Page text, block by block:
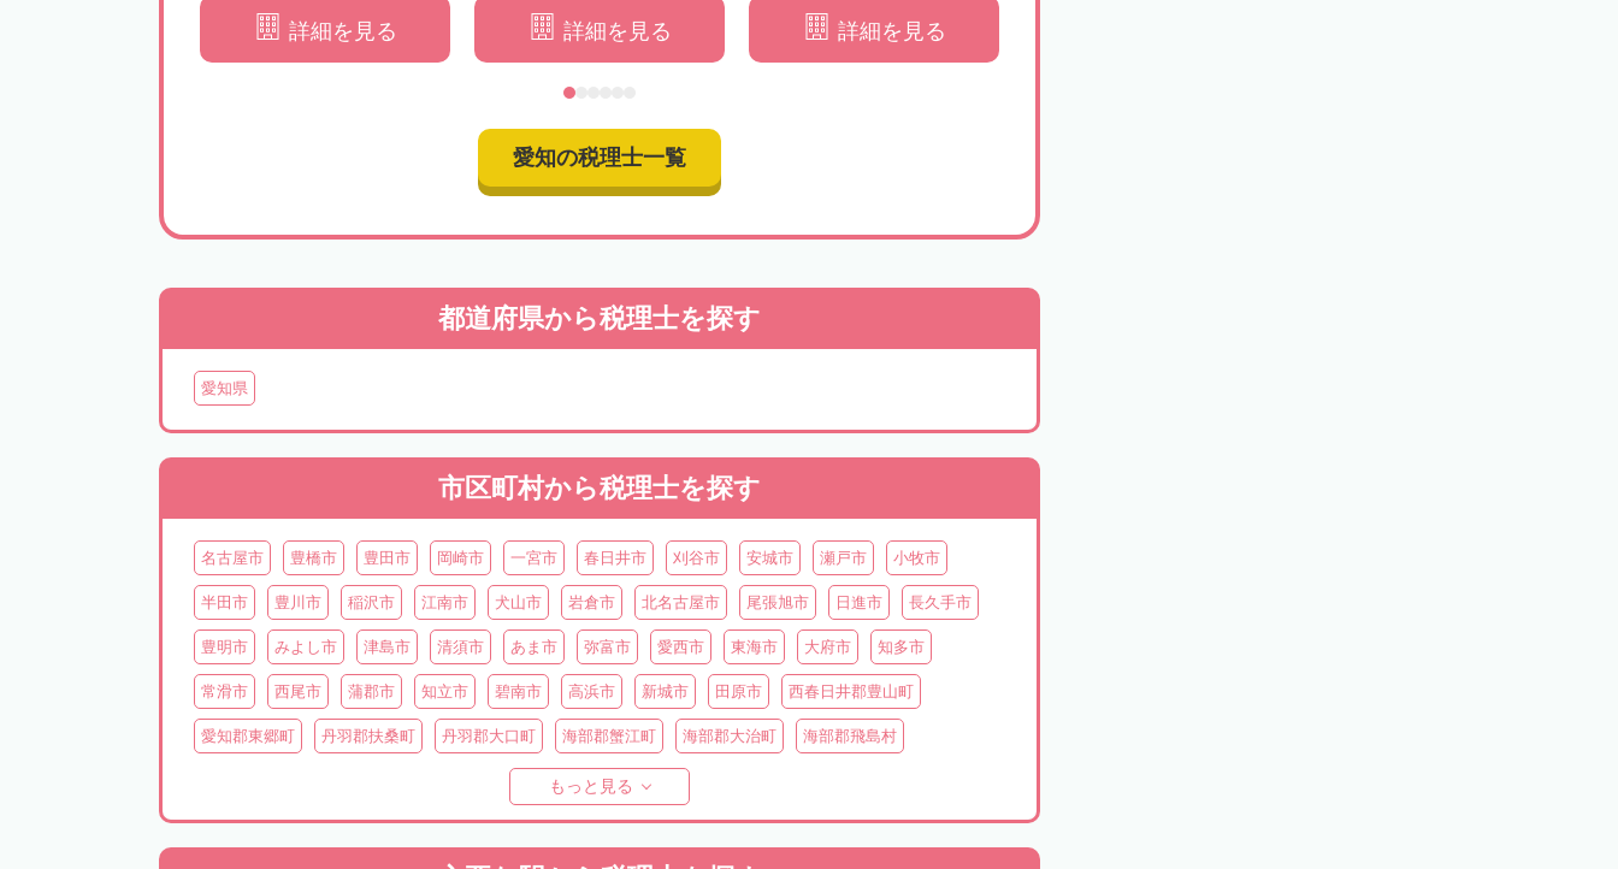
詳細を見る 詳細を見る 詳細を見る
愛知の税理士一覧
都道府県から税理士を探す
愛知県
市区町村から税理士を探す
名古屋市 豊橋市 豊田市 岡崎市 一宮市 春日井市 刈谷市 安城市 瀬戸市 小牧市
半田市 豊川市 稲沢市 江南市 犬山市 岩倉市 北名古屋市 尾張旭市 日進市 長久手市
豊明市 みよし市 津島市 清須市 あま市 弥富市 愛西市 東海市 大府市 知多市
常滑市 西尾市 蒲郡市 知立市 碧南市 高浜市 新城市 田原市 西春日井郡豊山町
愛知郡東郷町 丹羽郡扶桑町 丹羽郡大口町 海部郡蟹江町 海部郡大治町 海部郡飛島村
知多郡美浜町
北設楽郡設楽町 北設楽郡東栄町 北設楽郡豊根村
もっと見る